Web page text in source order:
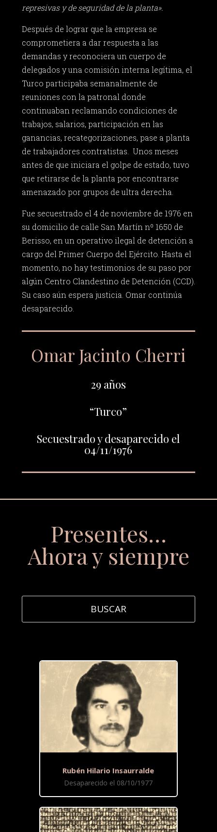
represivas y de seguridad de la planta».
Después de lograr que la empresa se
comprometiera a dar respuesta a las
demandas y reconociera un cuerpo de
delegados y una comisión interna legítima, el
Turco participaba semanalmente de
reuniones con la patronal donde
continuaban reclamando condiciones de
trabajos, salarios, participación en las
ganancias, recategorizaciones, pase a planta
de trabajadores contratistas. Unos meses
antes de que iniciara el golpe de estado, tuvo
que retirarse de la planta por encontrarse
amenazado por grupos de ultra derecha.
Fue secuestrado el 4 de noviembre de 1976 en
su domicilio de calle San Martín nº 1650 de
Berisso, en un operativo ilegal de detención a
cargo del Primer Cuerpo del Ejército. Hasta el
momento, no hay testimonios de su paso por
algún Centro Clandestino de Detención (CCD).
Su caso aún espera justicia. Omar continúa
desaparecido.
Omar Jacinto Cherri
29 años
“Turco”
Secuestrado y desaparecido el
04/11/1976
Presentes…
Ahora y siempre
Rubén Hilario Insaurralde
Desaparecido el 08/10/1977